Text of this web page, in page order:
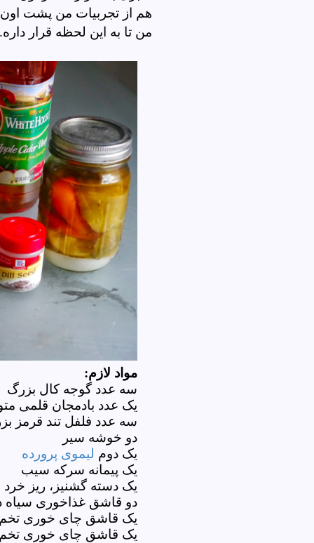
هم از تجربیات من پشت
من تا به این لحظه
مواد لازم:
سه عدد گوجه کال بزرگ
یک عدد بادمجان قلمی
سه عدد فلفل تند قرمز
دو خوشه سیر
یک دوم لیموی پرورده
یک پیمانه سرکه سیب
یک دسته گشنیز، ریز
دو قاشق غذاخوری سیاه
یک قاشق چای خوری
یک قاشق چای خوری